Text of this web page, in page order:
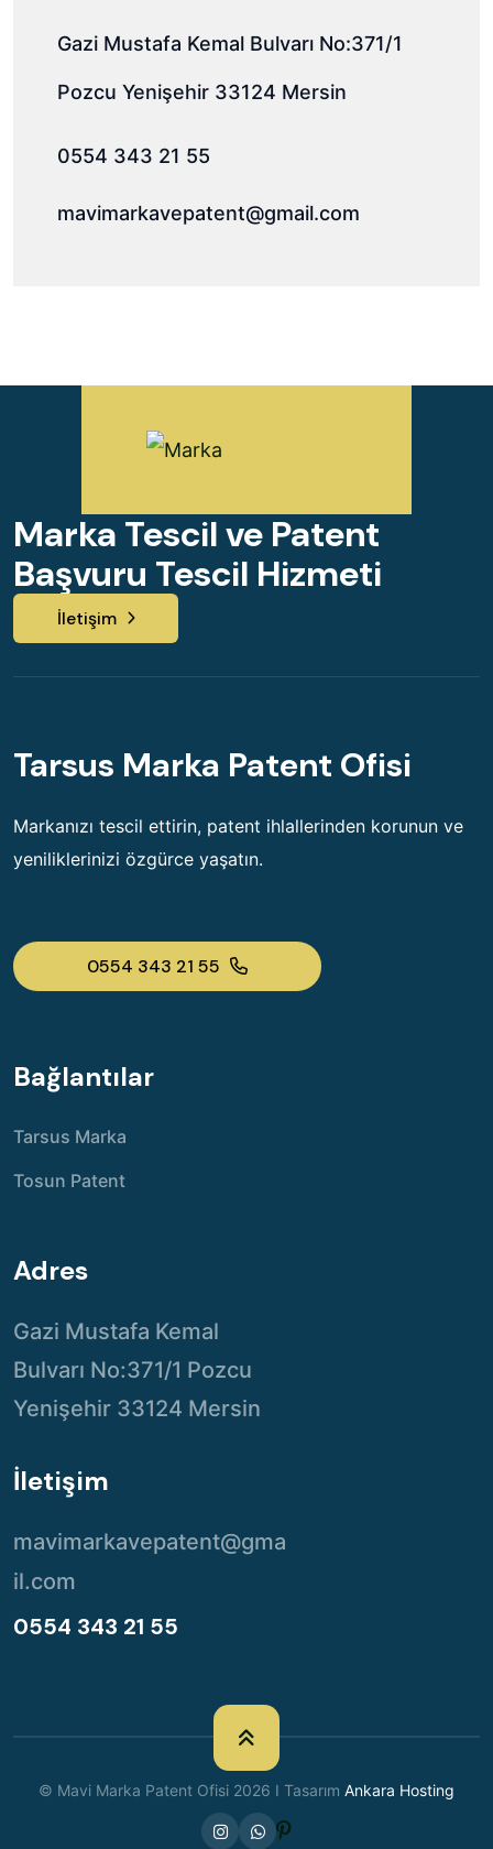
Gazi Mustafa Kemal Bulvarı No:371/1
Pozcu Yenişehir 33124 Mersin
0554 343 21 55
mavimarkavepatent@gmail.com
Marka Tescil ve Patent
Başvuru Tescil Hizmeti
İletişim
Tarsus Marka Patent Ofisi
Markanızı tescil ettirin, patent ihlallerinden korunun ve
yeniliklerinizi özgürce yaşatın.
0554 343 21 55
Bağlantılar
Tarsus Marka
Tosun Patent
Adres
Gazi Mustafa Kemal
Bulvarı No:371/1 Pozcu
Yenişehir 33124 Mersin
İletişim
mavimarkavepatent@gma
il.com
0554 343 21 55
© Mavi Marka Patent Ofisi 2026 I Tasarım Ankara Hosting